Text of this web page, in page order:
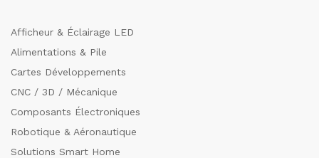
Afficheur & Éclairage LED
Alimentations & Pile
Cartes Développements
CNC / 3D / Mécanique
Composants Électroniques
Robotique & Aéronautique
Solutions Smart Home